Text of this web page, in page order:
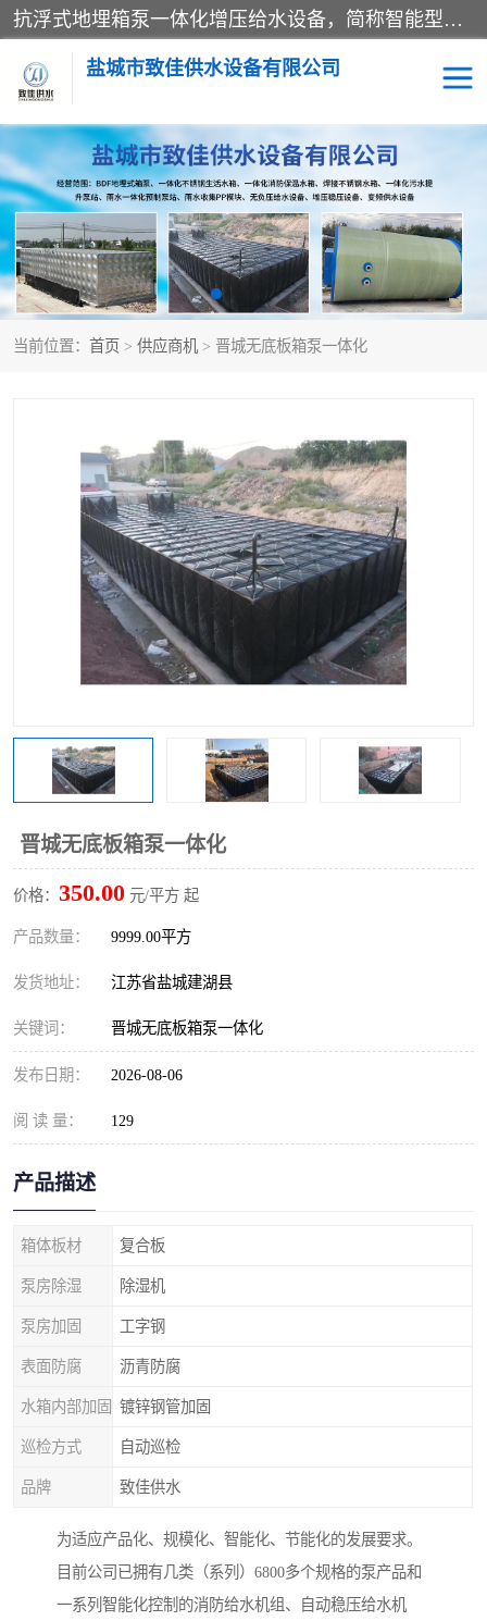
抗浮式地埋箱泵一体化增压给水设备，简称智能型泵站。它由由水泵机组、消防水箱、泵房三大部分组成，其抗浮效果好，因为设计时通过将底板与箱体联在一起，箱体重量抵消了地下水浮力。系统维护好，内部拉筋、泵站、管道，喷淋等各部运行正堂，无一损坏；结构更牢固。
盐城市致佳供水设备有限公司
当前位置： 首页 > 供应商机 > 晋城无底板箱泵一体化
晋城无底板箱泵一体化
价格： 350.00 元/平方 起
产品数量： 9999.00平方
发货地址： 江苏省盐城建湖县
关键词： 晋城无底板箱泵一体化
发布日期： 2026-08-06
阅 读 量： 129
产品描述
箱体板材 复合板
泵房除湿 除湿机
泵房加固 工字钢
表面防腐 沥青防腐
水箱内部加固 镀锌钢管加固
巡检方式 自动巡检
品牌 致佳供水
为适应产品化、规模化、智能化、节能化的发展要求。
目前公司已拥有几类（系列）6800多个规格的泵产品和
一系列智能化控制的消防给水机组、自动稳压给水机
消防一体化水箱 地埋箱泵一体化
一体化污水泵站